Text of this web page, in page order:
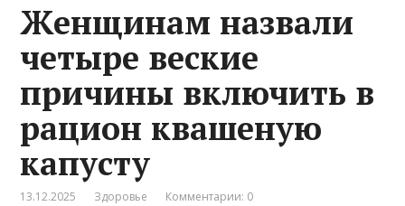
Женщинам назвали
четыре веские
причины включить в
рацион квашеную
капусту
13.12.2025 Здоровье Комментарии: 0